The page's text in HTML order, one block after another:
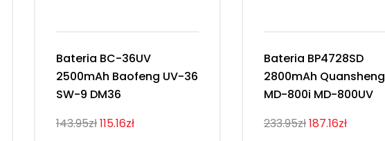
Bateria BC-36UV
2500mAh Baofeng UV-36
SW-9 DM36
143.95zł115.16zł
Bateria BP4728SD
2800mAh Quansheng
MD-800i MD-800UV
233.95zł187.16zł